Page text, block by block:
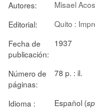
Autores: Misael
Editorial:
Quito :
Fecha de
publicación:
1937
Número de
páginas:
78 p. : il.
Idioma : Español (